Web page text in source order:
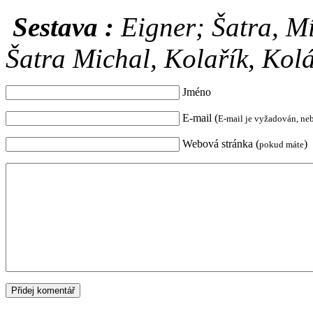
Sestava : Eigner; Šatra,
Šatra Michal, Kolařík,
Jméno
E-mail (E-mail je vyžadován,
Webová stránka (pokud máte)